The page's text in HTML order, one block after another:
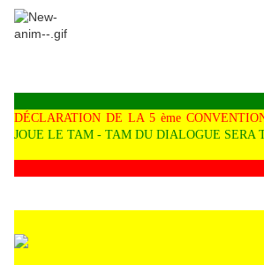
DÉCLARATION DE LA 5 ème
JOUE LE TAM - TAM DU DIALOGUE SERA